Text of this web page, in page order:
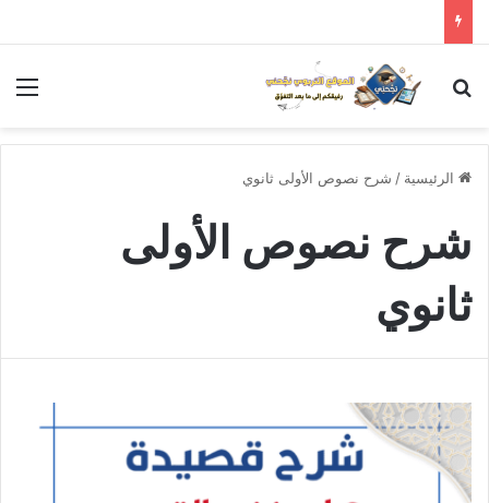
بحث عن
الرئيسية / شرح نصوص الأولى ثانوي
شرح نصوص الأولى
ثانوي